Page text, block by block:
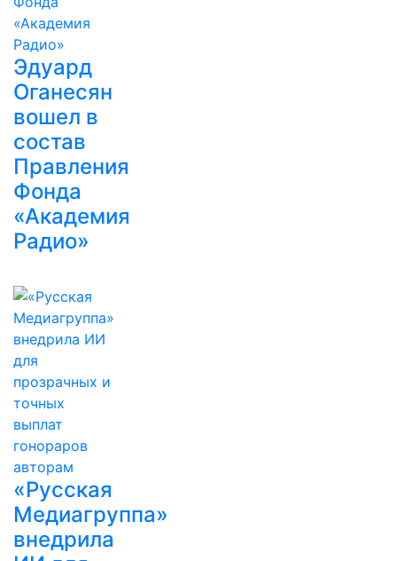
Эдуард
Оганесян
вошел в
состав
Правления
Фонда
«Академия
Радио»
«Русская
Медиагруппа»
внедрила